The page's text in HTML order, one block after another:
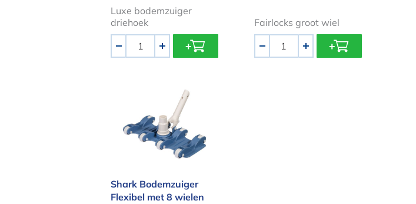
Luxe bodemzuiger
driehoek
+
Fairlocks groot wiel
+
Shark Bodemzuiger Flexibel met 8 wielen
Shark Bodemzuiger
Flexibel met 8 wielen